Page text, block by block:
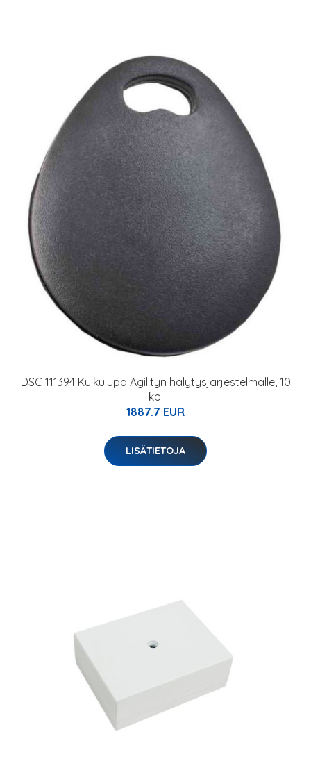
DSC 111394 Kulkulupa Agilityn hälytysjärjestelmälle, 10
kpl
1887.7 EUR
LISÄTIETOJA